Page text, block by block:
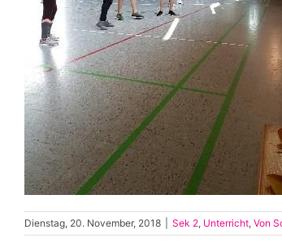
Dienstag, 20. November, 2018 Sek 2, Unterricht, Von